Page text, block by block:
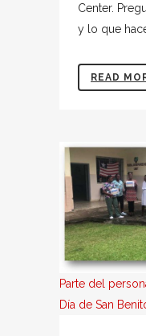
Center.
y lo que
READ
Parte del
Día de San